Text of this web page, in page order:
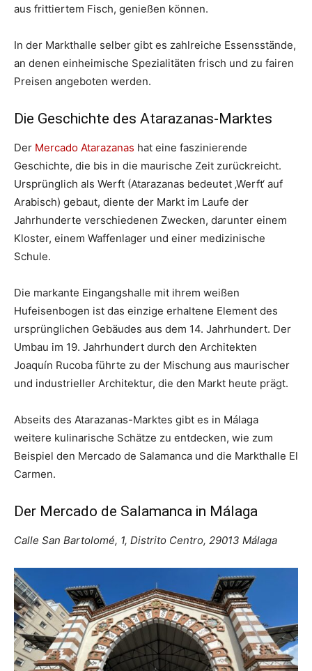
aus frittiertem Fisch, genießen können.
In der Markthalle selber gibt es zahlreiche Essensstände,
an denen einheimische Spezialitäten frisch und zu fairen
Preisen angeboten werden.
Die Geschichte des Atarazanas-Marktes
Der Mercado Atarazanas hat eine faszinierende
Geschichte, die bis in die maurische Zeit zurückreicht.
Ursprünglich als Werft (Atarazanas bedeutet ‚Werft‘ auf
Arabisch) gebaut, diente der Markt im Laufe der
Jahrhunderte verschiedenen Zwecken, darunter einem
Kloster, einem Waffenlager und einer medizinische
Schule.
Die markante Eingangshalle mit ihrem weißen
Hufeisenbogen ist das einzige erhaltene Element des
ursprünglichen Gebäudes aus dem 14. Jahrhundert. Der
Umbau im 19. Jahrhundert durch den Architekten
Joaquín Rucoba führte zu der Mischung aus maurischer
und industrieller Architektur, die den Markt heute prägt.
Abseits des Atarazanas-Marktes gibt es in Málaga
weitere kulinarische Schätze zu entdecken, wie zum
Beispiel den Mercado de Salamanca und die Markthalle El
Carmen.
Der Mercado de Salamanca in Málaga
Calle San Bartolomé, 1, Distrito Centro, 29013 Málaga